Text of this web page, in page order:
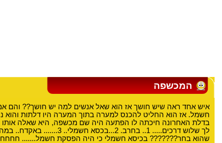
המכשפה
איש אחד ראה שיש חושך אז הוא שאל אנשים למה יש חושך?? והם
חשמל. אז הוא החליט להכנס למערה בתוך המערה היו דלתות והוא
בדלת האחרונה חיכתה לו הפתעה היה שם מכשפה, היא שאלה אותו
לך שלוש דרכים..... 1.. בחרב. 2...בכסא
שהוא בחר??????? בכיסא חשמלי כי היה הפסקת חשמל.......